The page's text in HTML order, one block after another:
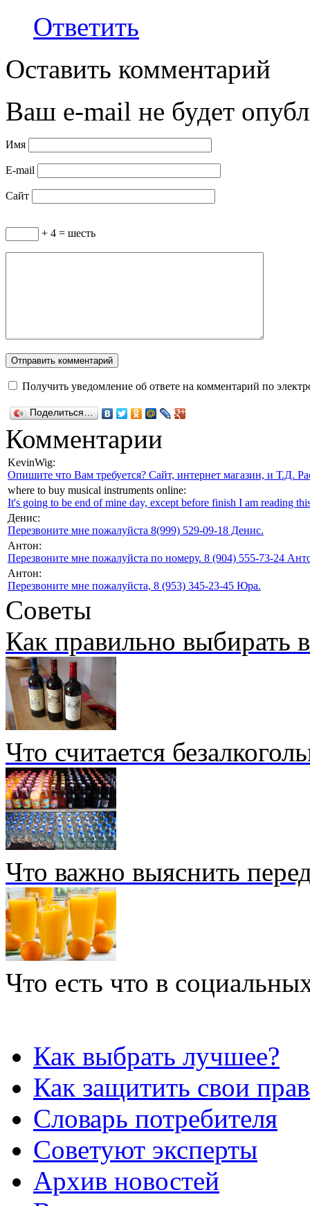
Ответить
Оставить комментарий
Ваш e-mail не будет
Имя
E-mail
Сайт
+ 4 = шесть
Получить уведомление об ответе на комментарий по
Поделиться…
Комментарии
KevinWig:
Опишите что Вам требуется? Сайт, интернет магазин, и Т.Д.
where to buy musical instruments online:
It's going to be end of mine day, except before finish I am reading
Денис:
Перезвоните мне пожалуйста 8(999) 529-09-18 Денис.
Антон:
Перезвоните мне пожалуйста по номеру. 8 (904) 555-73-24
Антон:
Перезвоните мне пожалуйста, 8 (953) 345-23-45 Юра.
Советы
Как правильно выбирать
Что считается
Что важно выяснить
Что есть что в
Как выбрать лучшее?
Как защитить свои
Словарь потребителя
Советуют эксперты
Архив новостей